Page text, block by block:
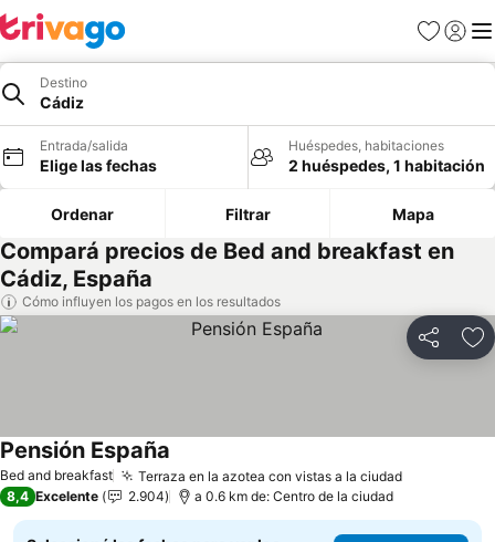
Favoritos
Iniciar
Destino
Cádiz
Entrada/salida
Elige las fechas
Huéspedes, habitaciones
2 huéspedes, 1 habitación
Ordenar Filtrar Mapa
Compará precios de Bed and breakfast en
Cádiz, España
Cómo influyen los pagos en los resultados
Compartir
Bed and breakfast Terraza en la azotea con vistas a la ciudadVer precios
Pensión España
8,4 Excelente 2.904 a 0.6 km de: Centro de la ciudad